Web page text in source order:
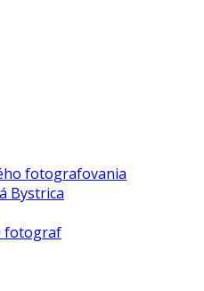
fotografovania
Bystrica
fotograf